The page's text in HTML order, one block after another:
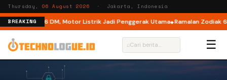
Thursday,06 August 2026 · Jakarta, Indonesia
BREAKING
Mode di M6 DM, Motor Listrik Jadi Penggerak Utama Ramalan Zodiak 6
⌕ ☰